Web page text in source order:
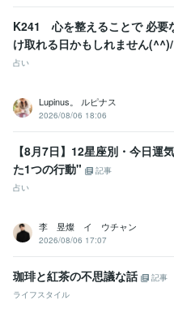
K241 心を整えることで 必要
け取れる日かもしれません(^^)/
占い
Lupinus。 ルピナス
2026/08/06 18:06
【8月7日】12星座別・今日運
た1つの行動"
記事
占い
李 昱燦 イ ウチャン
2026/08/06 17:07
珈琲と紅茶の不思議な話
記事
ライフスタイル